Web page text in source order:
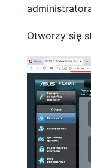
Otworzy się